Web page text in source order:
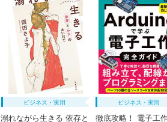
ビジネス・実用
溺れながら生きる 依存と
ビジネス・実用
徹底攻略！ 電子工